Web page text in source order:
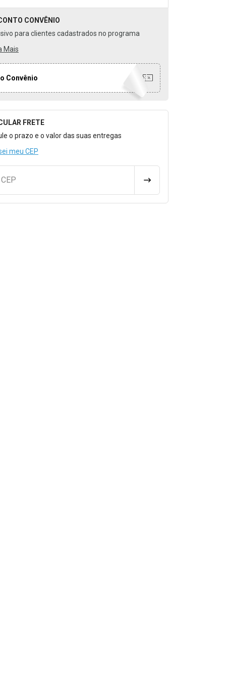
CONVÊNIO
para clientes cadastrados no programa
Mais
Convênio
para Calcular o Frete
FRETE
o prazo e o valor das suas entregas
meu CEP
CALCULAR FRETE